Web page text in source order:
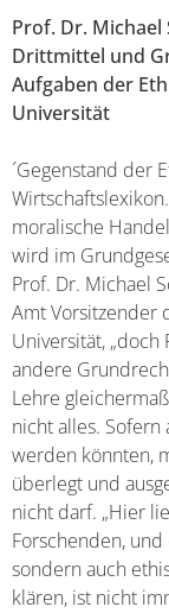
Prof. Dr.
Drittmittel und
Aufgaben der
Universität
´Gegenstand der
moralische
wird im
Prof. Dr. Michael
Amt Vorsitzender
Universität,
andere
Lehre
nicht alles.
werden könnten,
überlegt und
nicht darf. „Hier
Forschenden,
sondern auch
klären, ist nicht